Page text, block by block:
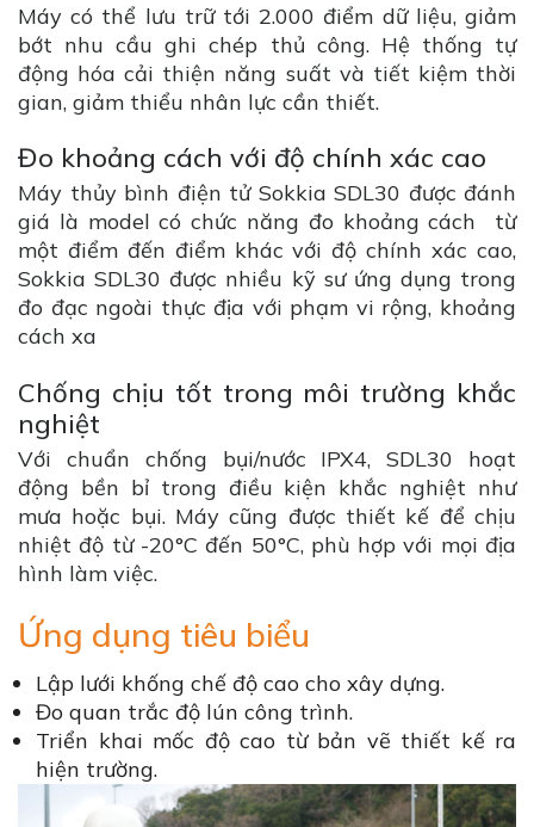
Máy có thể lưu trữ tới 2.000 điểm dữ liệu, giảm
bớt nhu cầu ghi chép thủ công. Hệ thống tự
động hóa cải thiện năng suất và tiết kiệm thời
gian, giảm thiểu nhân lực cần thiết.
Đo khoảng cách với độ chính xác cao
Máy thủy bình điện tử Sokkia SDL30 được đánh
giá là model có chức năng đo khoảng cách từ
một điểm đến điểm khác với độ chính xác cao,
Sokkia SDL30 được nhiều kỹ sư ứng dụng trong
đo đạc ngoài thực địa với phạm vi rộng, khoảng
cách xa
Chống chịu tốt trong môi trường khắc
nghiệt
Với chuẩn chống bụi/nước IPX4, SDL30 hoạt
động bền bỉ trong điều kiện khắc nghiệt như
mưa hoặc bụi. Máy cũng được thiết kế để chịu
nhiệt độ từ -20°C đến 50°C, phù hợp với mọi địa
hình làm việc.
Ứng dụng tiêu biểu
Lập lưới khống chế độ cao cho xây dựng.
Đo quan trắc độ lún công trình.
Triển khai mốc độ cao từ bản vẽ thiết kế ra
hiện trường.